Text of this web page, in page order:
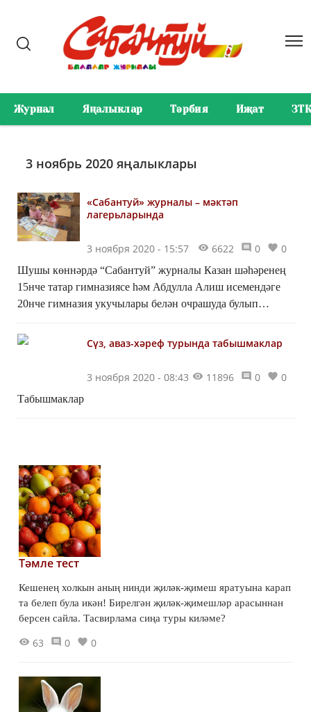
Журнал Яңалыклар Тәрбия Иҗат ЗТК
3 ноябрь 2020 яңалыклары
«Сабантуй» журналы – мәктәп
лагерьларында
3 ноября 2020 - 15:57 6622 0 0
Шушы көннәрдә “Сабантуй” журналы Казан шәһәренең
15нче татар гимназиясе һәм Абдулла Алиш исемендәге
20нче гимназия укучылары белән очрашуда булып
Сүз, аваз-хәреф турында табышмаклар
3 ноября 2020 - 08:43 11896 0 0
Табышмаклар
Тәмле тест
Кешенең холкын аның нинди җиләк-җимеш яратуына карап
та белеп була икән! Бирелгән җиләк-җимешләр арасыннан
берсен сайла. Тасвирлама сиңа туры киләме?
63 0 0